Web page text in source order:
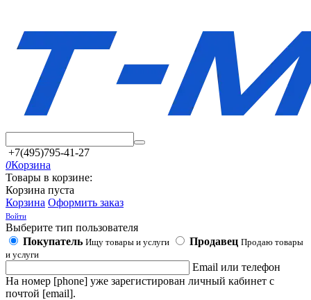
+7(495)795-41-27
0Корзина
Товары в корзине:
Корзина пуста
Корзина Оформить заказ
Войти
Выберите тип пользователя
Покупатель Ищу товары и услуги Продавец Продаю товары
и услуги
Email или телефон
На номер [phone] уже зарегистирован личный кабинет с
почтой [email].